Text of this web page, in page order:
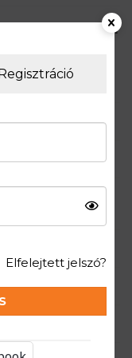
gyapjú hipster
Elfelejtett jelszó?